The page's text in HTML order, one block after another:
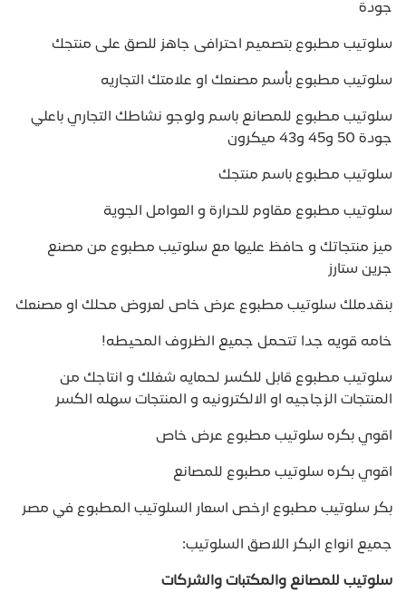
جودة
سلوتيب مطبوع بتصميم احترافى جاهز للصق على منتجك
سلوتيب مطبوع بأسم مصنعك او علامتك التجاريه
سلوتيب مطبوع للمصانع باسم ولوجو نشاطك التجاري باعلي
جودة 50 و45 و43 ميكرون
سلوتيب مطبوع باسم منتجك
سلوتيب مطبوع مقاوم للحرارة و العوامل الجوية
ميز منتجاتك و حافظ عليها مع سلوتيب مطبوع من مصنع
جرين ستارز
بنقدملك سلوتيب مطبوع عرض خاص لعروض محلك او مصنعك
خامه قويه جدا تتحمل جميع الظروف المحيطه!
سلوتيب مطبوع قابل للكسر لحمايه شغلك و انتاجك من
المنتجات الزجاجيه او الالكترونيه و المنتجات سهله الكسر
اقوي بكره سلوتيب مطبوع عرض خاص
اقوي بكره سلوتيب مطبوع للمصانع
بكر سلوتيب مطبوع ارخص اسعار السلوتيب المطبوع في مصر
جميع انواع البكر اللاصق السلوتيب:
سلوتيب للمصانع والمكتبات والشركات